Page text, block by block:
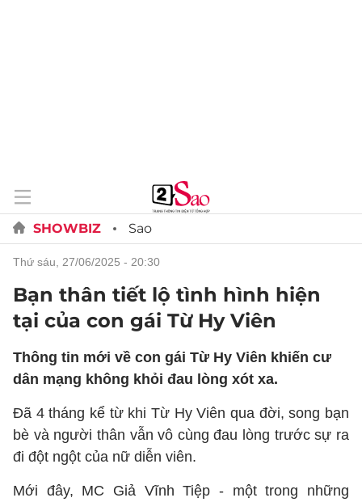
SHOWBIZ Sao
thứ sáu, 27/06/2025 - 20:30
Bạn thân tiết lộ tình hình hiện
tại của con gái Từ Hy Viên
Thông tin mới về con gái Từ Hy Viên khiến cư
dân mạng không khỏi đau lòng xót xa.
Đã 4 tháng kể từ khi Từ Hy Viên qua đời, song bạn
bè và người thân vẫn vô cùng đau lòng trước sự ra
đi đột ngột của nữ diễn viên.
Mới đây, MC Giả Vĩnh Tiệp - một trong những